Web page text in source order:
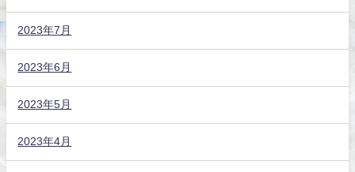
2023年7月
2023年6月
2023年5月
2023年4月